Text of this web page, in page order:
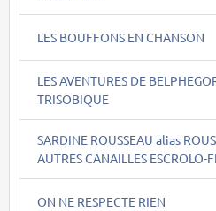
LES BOUFFONS EN CHANSON
LES AVENTURES DE
TRISOBIQUE
SARDINE ROUSSEAU alias
AUTRES CANAILLES ESCROLO-
ON NE RESPECTE RIEN